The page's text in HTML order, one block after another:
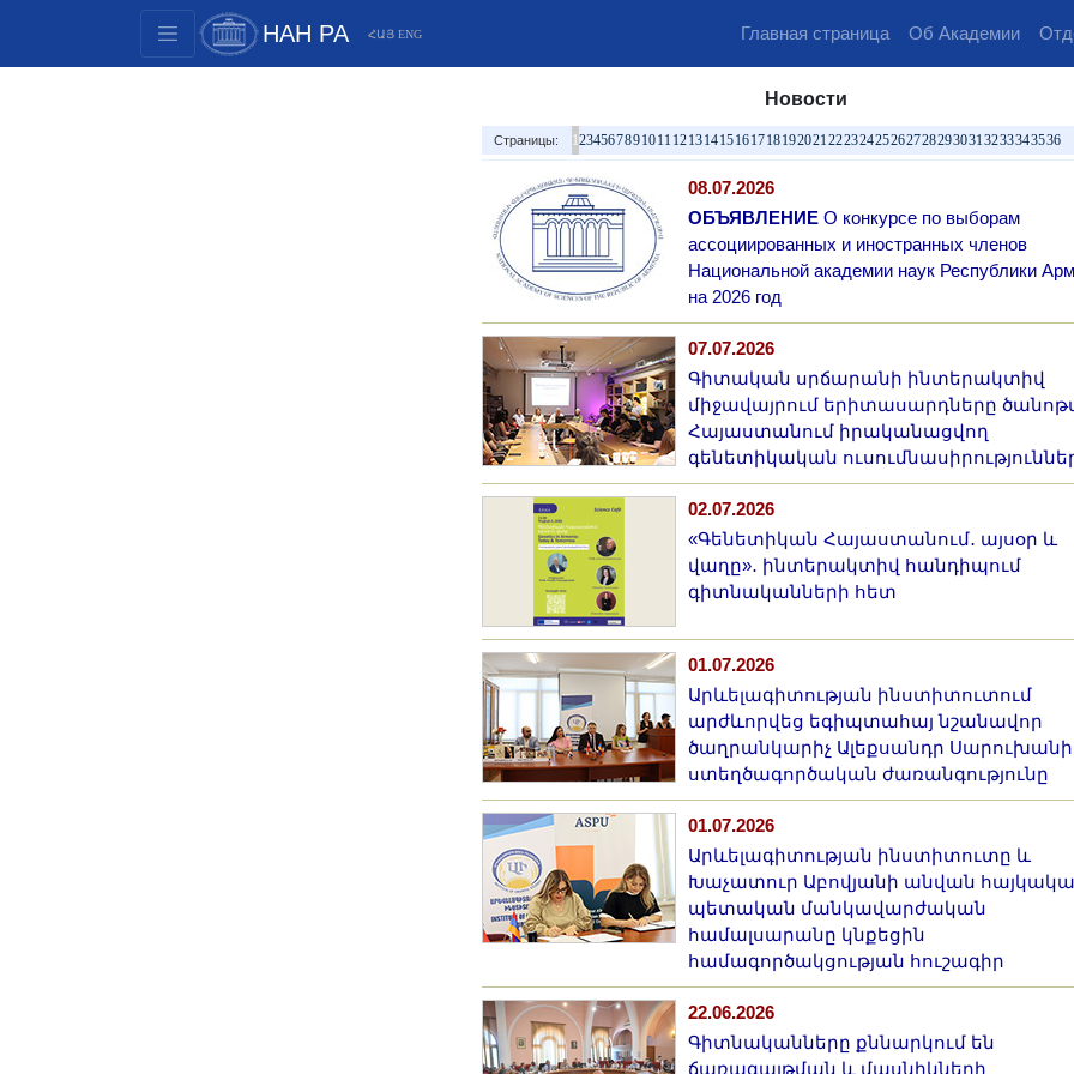
НАН РА ՀԱՅ ENG Главная страница Об Академии
Новости
Страницы: 1 234567891011 12131415161718192021222324252627282930313233343536
08.07.2026
ОБЪЯВЛЕНИЕ О конкурсе по выборам
ассоциированных и иностранных членов
Национальной академии наук Республики
на 2026 год
07.07.2026
Գիտական սրճարանի ինտերակտիվ
միջավայրում երիտասարդները
Հայաստանում իրականացվող
գենետիկական
02.07.2026
«Գենետիկան Հայաստանում․ այսօր և
վաղը»․ ինտերակտիվ հանդիպում
գիտնականների հետ
01.07.2026
Արևելագիտության ինստիտուտում
արժևորվեց եգիպտահայ նշանավոր
ծաղրանկարիչ Ալեքսանդր Սարուխանի
ստեղծագործական ժառանգությունը
01.07.2026
Արևելագիտության ինստիտուտը և
Խաչատուր Աբովյանի անվան
պետական մանկավարժական
համալսարանը կնքեցին
համագործակցության հուշագիր
22.06.2026
Գիտնականները քննարկում են
ճառագայթման և մասնիկների